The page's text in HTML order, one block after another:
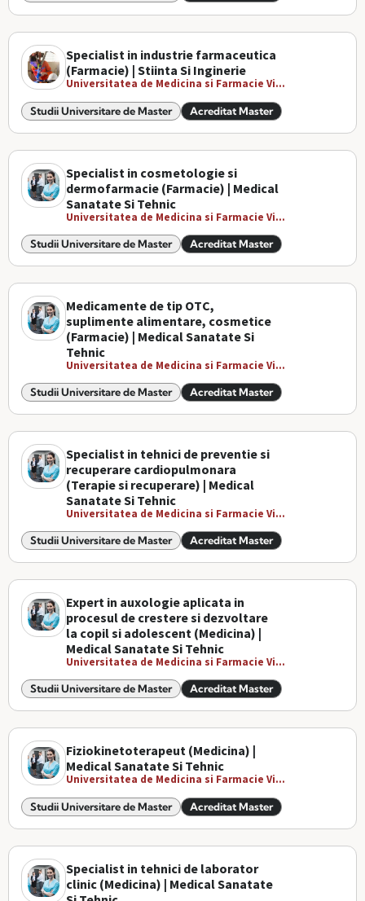
Specialist in industrie farmaceutica
(Farmacie) | Stiinta Si Inginerie
Universitatea de Medicina si Farmacie Vi...
Studii Universitare de Master Acreditat Master
Specialist in cosmetologie si
dermofarmacie (Farmacie) | Medical
Sanatate Si Tehnic
Universitatea de Medicina si Farmacie Vi...
Studii Universitare de Master Acreditat Master
Medicamente de tip OTC,
suplimente alimentare, cosmetice
(Farmacie) | Medical Sanatate Si
Tehnic
Universitatea de Medicina si Farmacie Vi...
Studii Universitare de Master Acreditat Master
Specialist in tehnici de preventie si
recuperare cardiopulmonara
(Terapie si recuperare) | Medical
Sanatate Si Tehnic
Universitatea de Medicina si Farmacie Vi...
Studii Universitare de Master Acreditat Master
Expert in auxologie aplicata in
procesul de crestere si dezvoltare
la copil si adolescent (Medicina) |
Medical Sanatate Si Tehnic
Universitatea de Medicina si Farmacie Vi...
Studii Universitare de Master Acreditat Master
Fiziokinetoterapeut (Medicina) |
Medical Sanatate Si Tehnic
Universitatea de Medicina si Farmacie Vi...
Studii Universitare de Master Acreditat Master
Specialist in tehnici de laborator
clinic (Medicina) | Medical Sanatate